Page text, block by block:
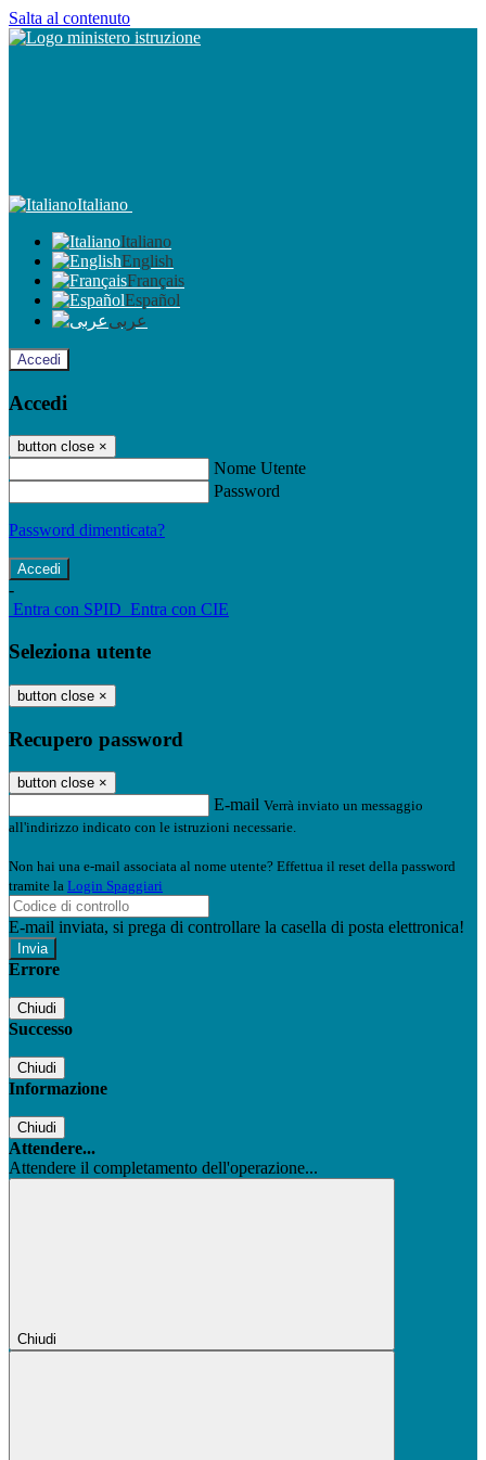
Salta al contenuto
Italiano
Italiano
English
Français
Español
عربى
Accedi
Accedi
button close ×
Nome Utente
Password
Password dimenticata?
-
Entra con SPID Entra con CIE
Seleziona utente
button close ×
Recupero password
button close ×
E-mail Verrà inviato un messaggio
all'indirizzo indicato con le istruzioni necessarie.
Non hai una e-mail associata al nome utente? Effettua il reset della password
tramite la Login Spaggiari
E-mail inviata, si prega di controllare la casella di posta elettronica!
Errore
Chiudi
Successo
Chiudi
Informazione
Chiudi
Attendere...
Attendere il completamento dell'operazione...
Chiudi